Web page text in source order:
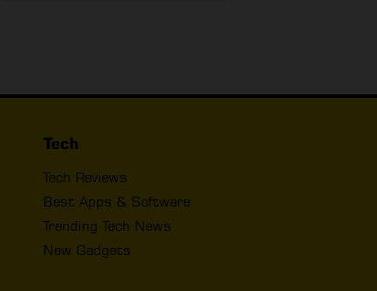
Tech
Tech Reviews
Best Apps & Software
Trending Tech News
New Gadgets